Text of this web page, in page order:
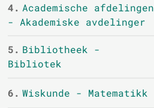
4. Academische afdelingen
- Akademiske avdelinger
5. Bibliotheek -
Bibliotek
6. Wiskunde - Matematikk